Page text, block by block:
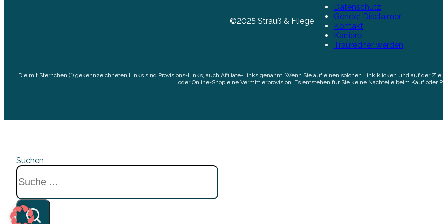
©2025 Strauß & Fliege
Datenschutz
Gender Disclaimer
Kontakt
Karriere
Trauredner werden
Die mit Sternchen (*) gekennzeichneten Links sind Provisions-Links, auch Affiliate-Links genannt. Wenn Sie auf einen solchen Link klicken und auf der
oder Online-Shop eine Vermittlerprovision. Es entstehen für Sie keine Nachteile beim Kauf oder
Suchen